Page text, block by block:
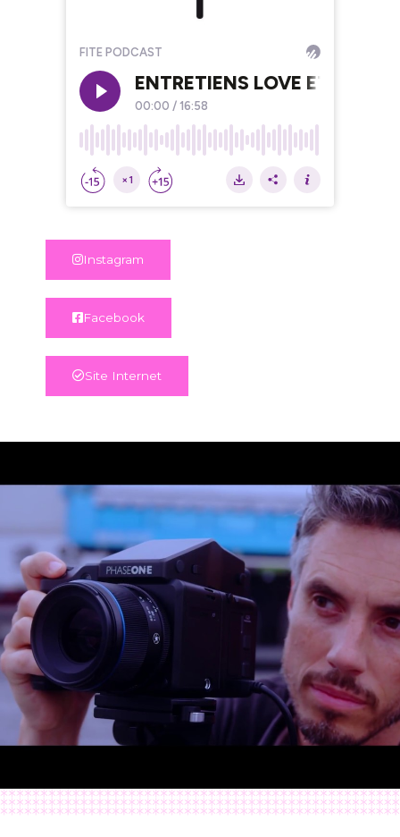
Instagram
Facebook
Site Internet